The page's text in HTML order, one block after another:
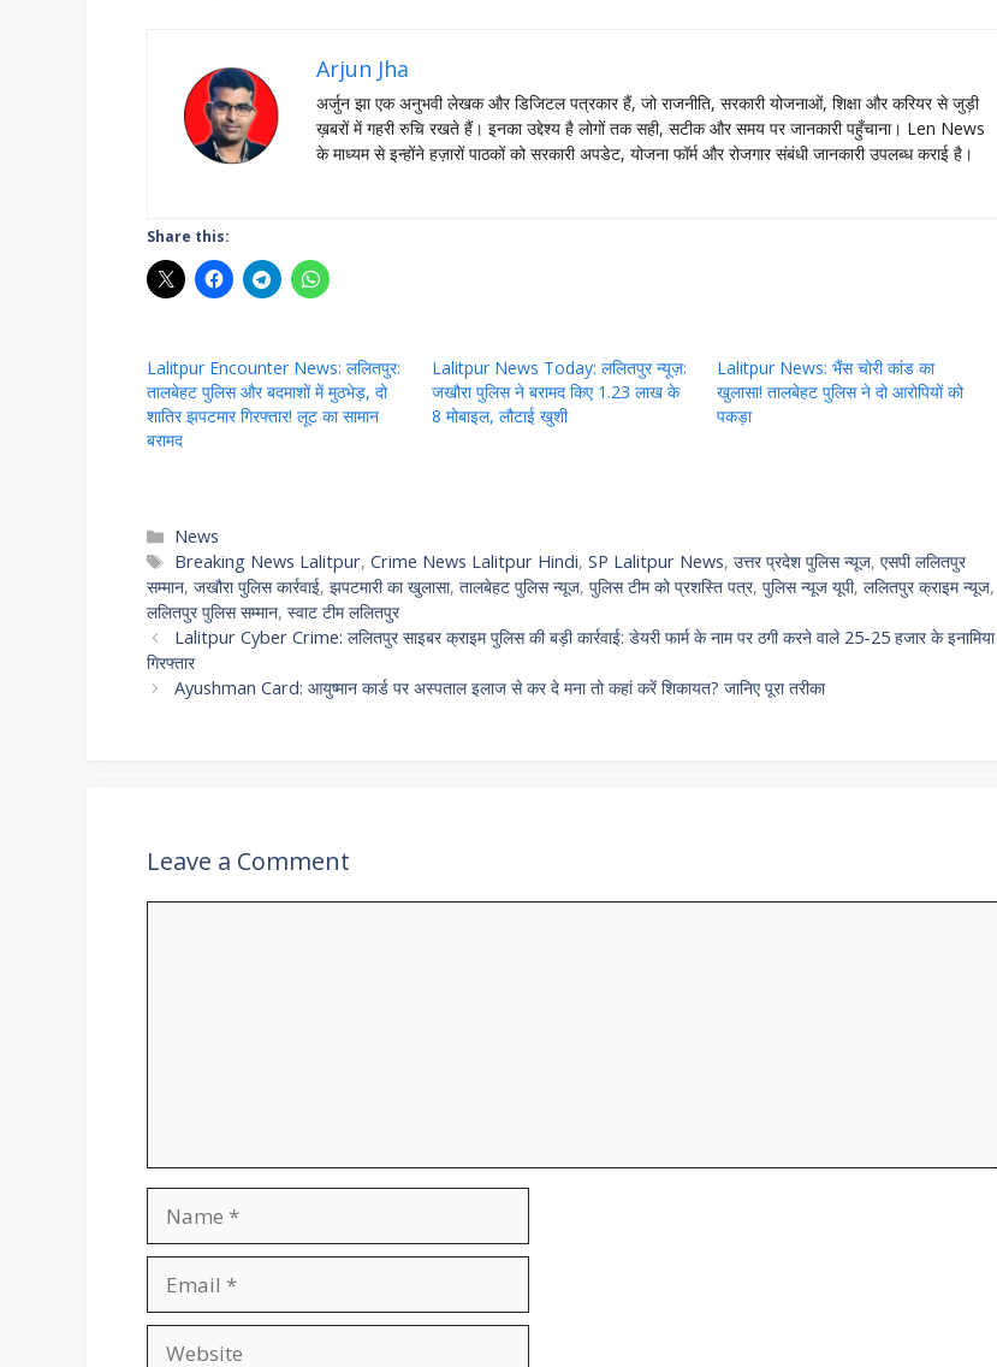
Arjun Jha
अर्जुन झा एक अनुभवी लेखक और डिजिटल पत्रकार हैं, जो राजनीति, सरकारी योजनाओं, शिक्षा और करियर से जुड़ी
ख़बरों में गहरी रुचि रखते हैं। इनका उद्देश्य है लोगों तक सही, सटीक और समय पर जानकारी पहुँचाना। Len News
के माध्यम से इन्होंने हज़ारों पाठकों को सरकारी अपडेट, योजना फॉर्म और रोजगार संबंधी जानकारी उपलब्ध कराई है।
Share this:
Lalitpur Encounter News: ललितपुर:
तालबेहट पुलिस और बदमाशों में मुठभेड़, दो
शातिर झपटमार गिरफ्तार! लूट का सामान
बरामद
Lalitpur News Today: ललितपुर न्यूज़:
जखौरा पुलिस ने बरामद किए 1.23 लाख के
8 मोबाइल, लौटाई खुशी
Lalitpur News: भैंस चोरी कांड का
खुलासा! तालबेहट पुलिस ने दो आरोपियों को
पकड़ा
Categories
News
Tags
Breaking News Lalitpur,Crime News Lalitpur Hindi,SP Lalitpur News,उत्तर प्रदेश पुलिस न्यूज,एसपी ललितपुर
सम्मान, जखौरा पुलिस कार्रवाई, झपटमारी का खुलासा, तालबेहट पुलिस न्यूज, पुलिस टीम को प्रशस्ति पत्र, पुलिस न्यूज यूपी, ललितपुर क्राइम न्यूज,
ललितपुर पुलिस सम्मान, स्वाट टीम ललितपुर
Lalitpur Cyber Crime: ललितपुर साइबर क्राइम पुलिस की बड़ी कार्रवाई: डेयरी फार्म के नाम पर ठगी करने वाले 25-25 हजार के इनामिया
गिरफ्तार
Ayushman Card: आयुष्मान कार्ड पर अस्पताल इलाज से कर दे मना तो कहां करें शिकायत? जानिए पूरा तरीका
Leave a Comment